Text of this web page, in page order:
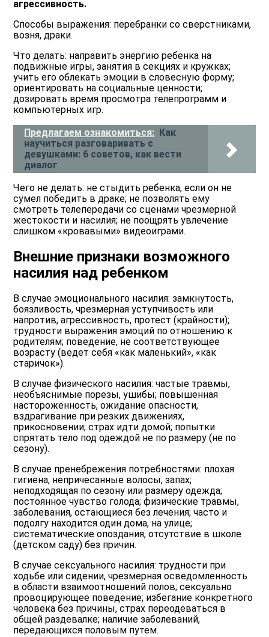
агрессивность.
Способы выражения: перебранки со сверстниками,
возня, драки.
Что делать: направить энергию ребенка на
подвижные игры, занятия в секциях и кружках;
учить его облекать эмоции в словесную форму;
ориентировать на социальные ценности;
дозировать время просмотра телепрограмм и
компьютерных игр.
Предлагаем ознакомиться:
Как
научиться разговаривать с
девушками: 6 советов, как вести
диалог
Чего не делать: не стыдить ребенка, если он не
сумел победить в драке; не позволять ему
смотреть телепередачи со сценами чрезмерной
жестокости и насилия; не поощрять увлечение
слишком «кровавыми» видеоиграми.
Внешние признаки возможного
насилия над ребенком
В случае эмоционального насилия: замкнутость,
боязливость, чрезмерная уступчивость или
напротив, агрессивность, протест (крайности);
трудности выражения эмоций по отношению к
родителям; поведение, не соответствующее
возрасту (ведет себя «как маленький», «как
старичок»).
В случае физического насилия: частые травмы,
необъяснимые порезы, ушибы; повышенная
настороженность, ожидание опасности,
вздрагивание при резких движениях,
прикосновении; страх идти домой; попытки
спрятать тело под одеждой не по размеру (не по
сезону).
В случае пренебрежения потребностями: плохая
гигиена, непричесанные волосы, запах;
неподходящая по сезону или размеру одежда;
постоянное чувство голода; физические травмы,
заболевания, остающиеся без лечения; часто и
подолгу находится один дома, на улице;
систематические опоздания, отсутствие в школе
(детском саду) без причин.
В случае сексуального насилия: трудности при
ходьбе или сидении, чрезмерная осведомленность
в области взаимоотношений полов; сексуально
провоцирующее поведение; избегание конкретного
человека без причины, страх переодеваться в
общей раздевалке; наличие заболеваний,
передающихся половым путем.